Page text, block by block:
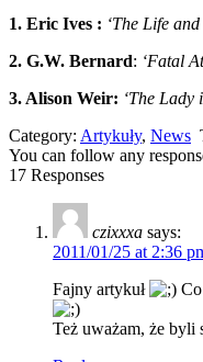
1. Eric Ives : ‘The Life
2. G.W. Bernard: ‘Fatal
3. Alison Weir: ‘The Lady
Category: Artykuły, News
You can follow any
17 Responses
czixxxa says:
2011/01/25 at 2:36
Fajny artykuł
Też uważam, że byli